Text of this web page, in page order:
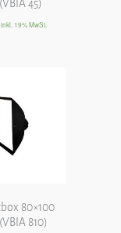
45)
inkl. 19% MwSt.
80×100
810)